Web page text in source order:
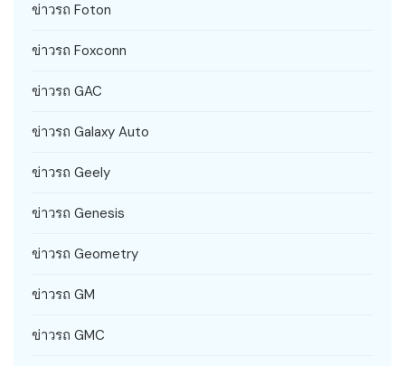
ข่าวรถ Foton
ข่าวรถ Foxconn
ข่าวรถ GAC
ข่าวรถ Galaxy Auto
ข่าวรถ Geely
ข่าวรถ Genesis
ข่าวรถ Geometry
ข่าวรถ GM
ข่าวรถ GMC